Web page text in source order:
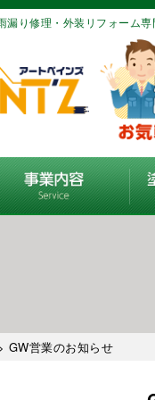
漏り修理・外装リフォーム
GW営業のお知らせ